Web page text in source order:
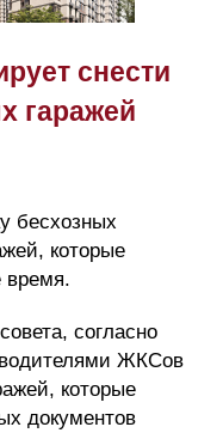
снести
гаражей
бесхозных
которые
время.
согласно
ЖКСов
которые
документов